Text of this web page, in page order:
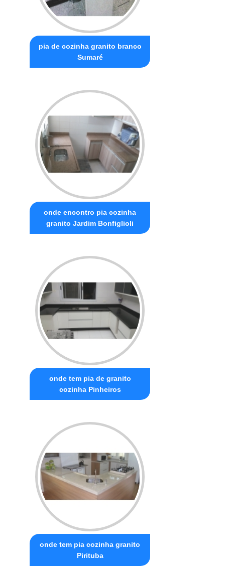
pia de cozinha granito branco
Sumaré
onde encontro pia cozinha
granito Jardim Bonfiglioli
onde tem pia de granito
cozinha Pinheiros
onde tem pia cozinha granito
Pirituba